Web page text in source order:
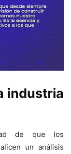
industria
de que los
un análisis